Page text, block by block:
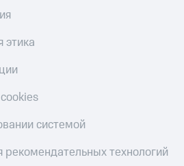
этика
системой
технологий